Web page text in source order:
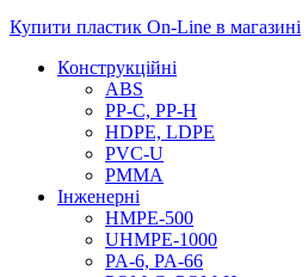
Купити пластик On-Line в магазині
Конструкційні
ABS
PP-C, PP-H
HDPE, LDPE
PVC-U
PMMA
Інженерні
HMPE-500
UHMPE-1000
PA-6, PA-66